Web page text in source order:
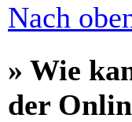
Nach
» Wie
der